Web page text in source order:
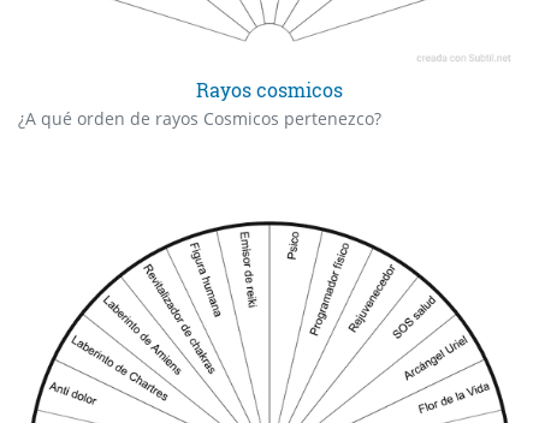
Rayos cosmicos
¿A qué orden de rayos Cosmicos pertenezco?